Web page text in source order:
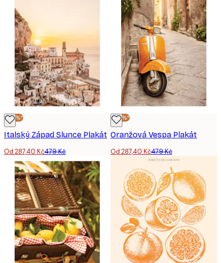
-40%*
Italský Západ Slunce Plakát
Od 287,40 Kč479 Kč
-40%*
Oranžová Vespa Plakát
Od 287,40 Kč479 Kč